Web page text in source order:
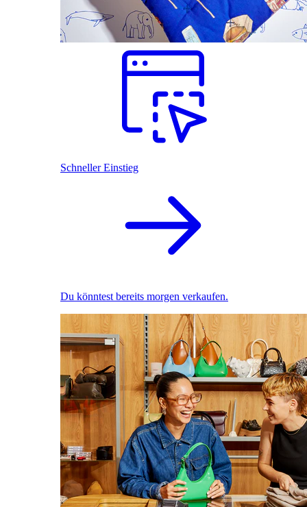
Schneller Einstieg
Du könntest bereits morgen verkaufen.